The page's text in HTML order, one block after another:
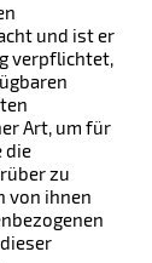
und ist er
verpflichtet,
Art, um für
die
zu
von ihnen